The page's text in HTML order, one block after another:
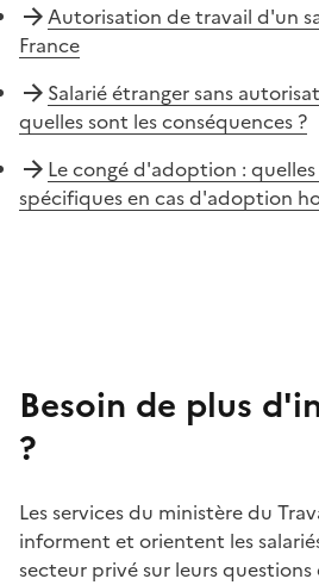
Autorisation de travail d'un
France
Salarié étranger sans
quelles sont les conséquences ?
Le congé d'adoption :
spécifiques en cas d'adoption
Besoin de plus
?
Les services du ministère du
informent et orientent les
secteur privé sur leurs